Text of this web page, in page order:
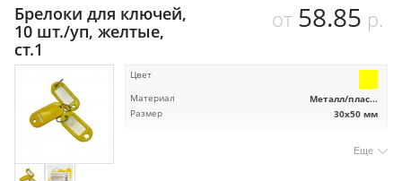
Брелоки для ключей,
10 шт./уп, желтые,
ст.1
от 58.85 р.
Цвет
Материал
Металл/плас...
Размер 30х50 мм
Еще